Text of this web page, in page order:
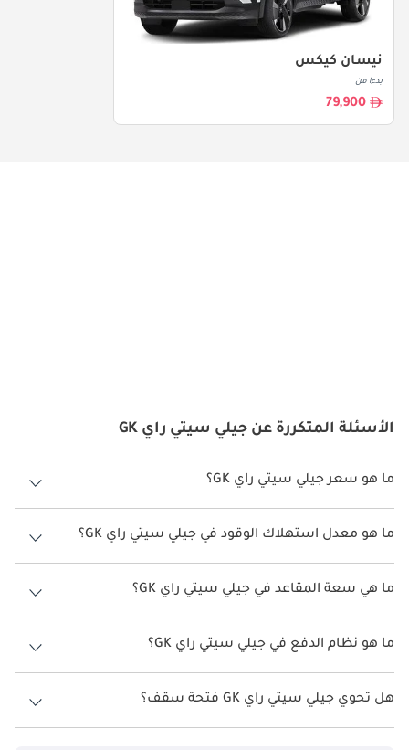
نيسان كيكس
بدءا من
79,900
الأسئلة المتكررة عن جيلي سيتي راي GK
ما هو سعر جيلي سيتي راي GK؟
سعر جيلي سيتي راي GK هو درهم 91,500.
ما هو معدل استهلاك الوقود في جيلي سيتي راي GK؟
يبلغ معدل استهلاك الوقود المقترح من الشركة المصنعة لسيارة جيلي
سيتي راي 2026 من 14 كم/ليتر.
ما هي سعة المقاعد في جيلي سيتي راي GK؟
تتسع جيلي سيتي راي GK لأ 5 أشخاص.
ما هو نظام الدفع في جيلي سيتي راي GK؟
نظام الدفع في جيلي سيتي راي Front Wheel Drive GK.
هل تحوي جيلي سيتي راي GK فتحة سقف؟
نعم توفر جيلي سيتي راي GK فتحة السقف كخيار.